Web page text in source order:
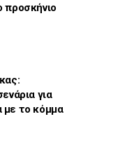
προσκήνιο
για
το κόμμα